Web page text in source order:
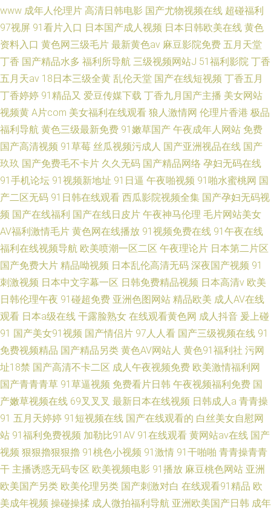
www 成年人伦理片 高清日韩电影 国产尤物视频在线 超碰福利
97视屏 91看片入口 日本国产成人视频 日本日韩欧美在线 黄色
资料入口 黄色网三级毛片 最新黄色av 麻豆影院免费 五月天堂
丁香 国产精品水多 福利所导航 三级视频网站J 51福利影院 丁香
五月天av 18日本三级全黄 乱伦天堂 国产在线短视频 丁香五月
丁香婷婷 91精品又 爱豆传媒下载 丁香九月国产主播 美女网站
视频黄 A片com 美女福利在线观看 狼人激情网 伦理片香港 极品
福利导航 黄色三级最新免费 91嫩草国产 午夜成年人网站 免费
国产高清视频 91草莓 丝瓜视频污成人 国产亚洲视品在线 国产
玖玖 国产免费毛不卡片 久久无码 国产精品网络 孕妇无码在线
91手机论坛 91视频新地址 91日逼 午夜啪视频 91啪水蜜桃网 国
产二区无码 91日韩在线观看 西瓜影院视频全集 国产孕妇无码视
频 国产在线福利 国产在线日皮片 午夜神马伦理 毛片网站美女
AV福利激情毛片 黄色网在线播放 91视频免费在线 91午夜在线
福利在线视频导航 欧美喷潮一区二区 午夜理论片 日本第二片区
国产免费大片 精品呦视频 日本乱伦高清无码 深夜国产视频 91
刺激视频 日本中文字幕一区 日韩免费精品视频 日本高清v 欧美
日韩伦理午夜 91碰超免费 亚洲色图网站 精品欧美 成人AV在线
观看 日本a级在线 干露脸熟女 在线观看黄色网 成人抖音 爰上碰
91 国产美女91视频 国产情侣片 97人人看 国产三级视频在线 91
免费视频精品 国产精品另类 黄色AV网站人 黄色91福利社 污网
址18禁 国产高清不卡二区 成人午夜视频免费 欧美激情福利网
国产青青青草 91草逼视频 免费看片日韩 午夜视频福利免费 国
产嫩草视频在线 69叉叉叉 最新日本在线视频 日韩成人a 青青操
91 五月天婷婷 91短视频在线 国产在线观看的 白丝美女自慰网
站 91福利免费视频 加勒比91AV 91在线观看 黄网站av在线 国产
视频 狠狠擼狠狠擼 91桃色小视频 91激情 91干啪啪 青青操青青
干 主播诱惑无码专区 欧美视频电影 91播放 麻豆桃色网站 亚洲
欧美国产另类 欧美伦理另类 国产刺激对白 在线观看91精品 欧
美成年视频 操碰操揉 成人微拍福利导航 亚洲欧美国产日韩 成年